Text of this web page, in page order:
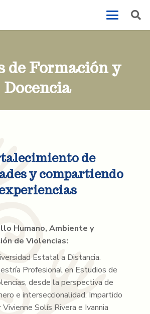
de Formación y
Docencia
de
y compartiendo
Humano, Ambiente y
de Violencias:
Estatal a Distancia.
Profesional en Estudios de
desde la perspectiva de
e interseccionalidad. Impartido
Vivienne Solís Rivera e Ivannia